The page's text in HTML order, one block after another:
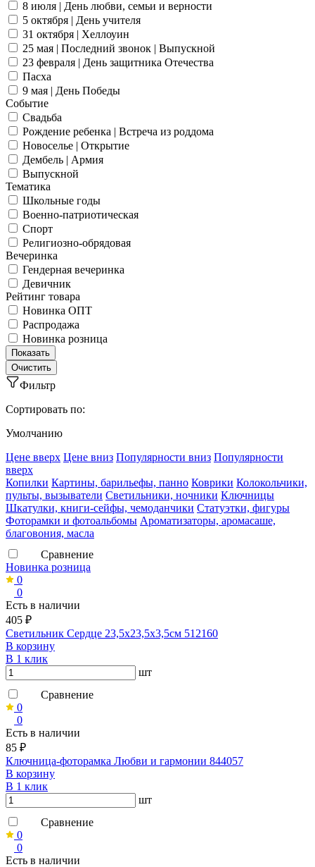
8 июля | День любви, семьи и верности
5 октября | День учителя
31 октября | Хеллоуин
25 мая | Последний звонок | Выпускной
23 февраля | День защитника Отечества
Пасха
9 мая | День Победы
Событие
Свадьба
Рождение ребенка | Встреча из роддома
Новоселье | Открытие
Дембель | Армия
Выпускной
Тематика
Школьные годы
Военно-патриотическая
Спорт
Религиозно-обрядовая
Вечеринка
Гендерная вечеринка
Девичник
Рейтинг товара
Новинка ОПТ
Распродажа
Новинка розница
Фильтр
Сортировать по:
Умолчанию
Ценe вверх Ценe вниз Популярности вниз Популярности
вверх
Копилки Картины, барильефы, панно Коврики Колокольчики,
пульты, вызыватели Светильники, ночники Ключницы
Шкатулки, книги-сейфы, чемоданчики Статуэтки, фигуры
Фоторамки и фотоальбомы Ароматизаторы, аромасаше,
благовония, масла
Сравнение
Новинка розница
0
0
Есть в наличии
405 ₽
Светильник Сердце 23,5х23,5х3,5см 512160
В корзину
В 1 клик
шт
Сравнение
0
0
Есть в наличии
85 ₽
Ключница-фоторамка Любви и гармонии 844057
В корзину
В 1 клик
шт
Сравнение
0
0
Есть в наличии